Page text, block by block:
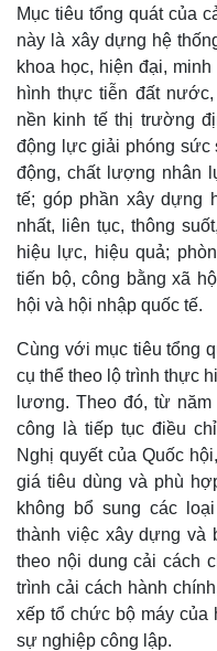
Mục tiêu tổng quát của
này là xây dựng hệ
khoa học, hiện đại,
hình thực tiễn đất
nền kinh tế thị trường
động lực giải phóng sức
động, chất lượng nhân
tế; góp phần xây dựng
nhất, liên tục, thông
hiệu lực, hiệu quả;
tiến bộ, công bằng xã
hội và hội nhập quốc tế.
Cùng với mục tiêu tổng
cụ thể theo lộ trình thực
lương. Theo đó, từ
công là tiếp tục điều
Nghị quyết của Quốc
giá tiêu dùng và phù
không bổ sung các
thành việc xây dựng và
theo nội dung cải cách
trình cải cách hành
xếp tổ chức bộ máy của
sự nghiệp công lập.